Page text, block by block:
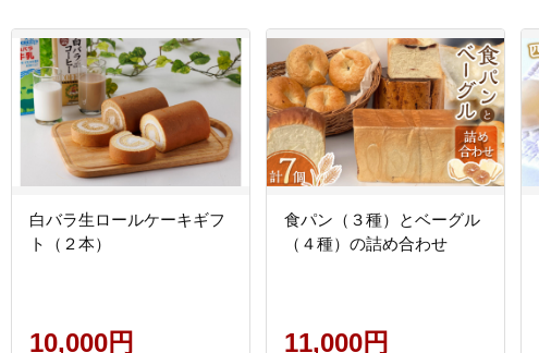
白バラ生ロールケーキギフ
ト（２本）
10,000円
食パン（３種）とベーグル
（４種）の詰め合わせ
11,000円